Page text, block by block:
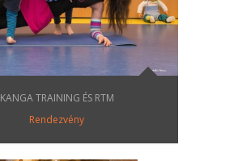
KANGA TRAINING ÉS RTM
Rendezvény